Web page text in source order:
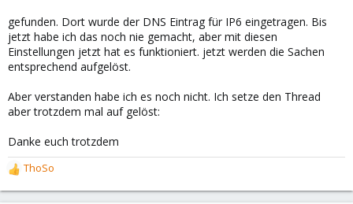
gefunden. Dort wurde der DNS Eintrag für IP6 eingetragen. Bis
jetzt habe ich das noch nie gemacht, aber mit diesen
Einstellungen jetzt hat es funktioniert. jetzt werden die Sachen
entsprechend aufgelöst.
Aber verstanden habe ich es noch nicht. Ich setze den Thread
aber trotzdem mal auf gelöst:
Danke euch trotzdem
R
e
ThoSo